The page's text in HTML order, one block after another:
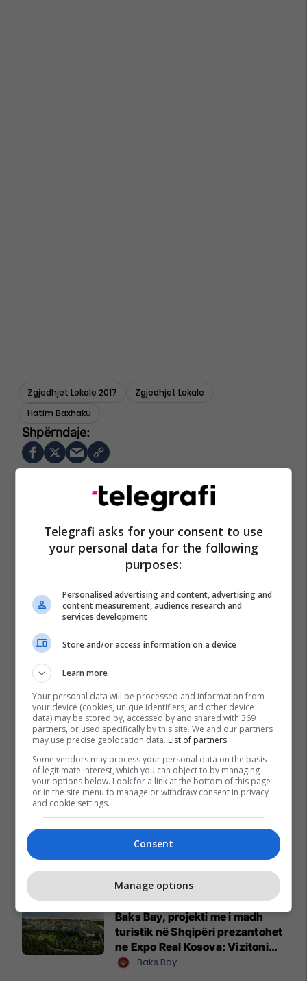
Zgjedhjet Lokale 2017
Zgjedhjet Lokale
Hatim Baxhaku
Promo Reklamo këtu
Baks Bay, projekti me i madh
turistik në Shqipëri prezantohet
ne Expo Real Kosova: Vizitoni
shtandin dhe zbuloni
Baks Bay
Telegrafi asks for your consent to use
your personal data for the following
purposes:
Personalised advertising and content, advertising and
content measurement, audience research and
services development
Store and/or access information on a device
Learn more
Your personal data will be processed and information from
your device (cookies, unique identifiers, and other device
data) may be stored by, accessed by and shared with 369
partners, or used specifically by this site. We and our partners
may use precise geolocation data. List of partners.
Some vendors may process your personal data on the basis
of legitimate interest, which you can object to by managing
your options below. Look for a link at the bottom of this page
or in the site menu to manage or withdraw consent in privacy
and cookie settings.
Consent
Manage options